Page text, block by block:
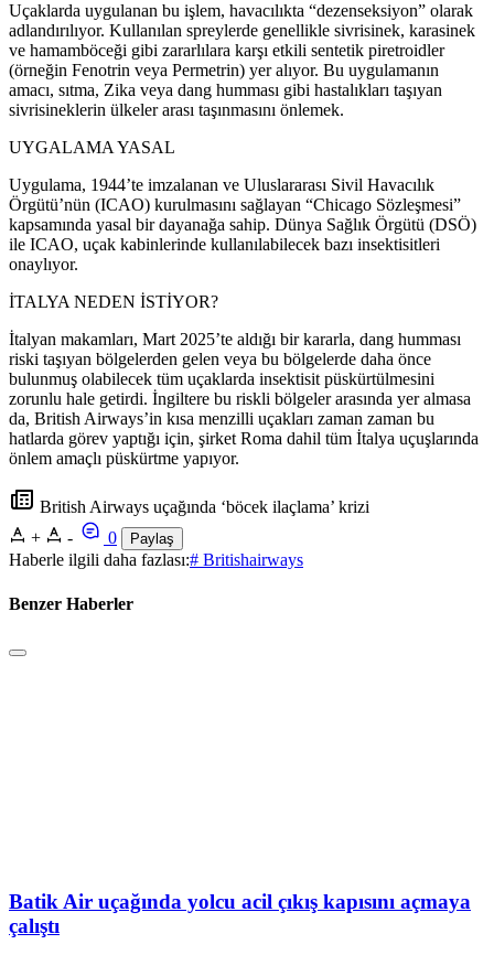
Uçaklarda uygulanan bu işlem, havacılıkta “dezenseksiyon” olarak
adlandırılıyor. Kullanılan spreylerde genellikle sivrisinek, karasinek
ve hamamböceği gibi zararlılara karşı etkili sentetik piretroidler
(örneğin Fenotrin veya Permetrin) yer alıyor. Bu uygulamanın
amacı, sıtma, Zika veya dang humması gibi hastalıkları taşıyan
sivrisineklerin ülkeler arası taşınmasını önlemek.
UYGALAMA YASAL
Uygulama, 1944’te imzalanan ve Uluslararası Sivil Havacılık
Örgütü’nün (ICAO) kurulmasını sağlayan “Chicago Sözleşmesi”
kapsamında yasal bir dayanağa sahip. Dünya Sağlık Örgütü (DSÖ)
ile ICAO, uçak kabinlerinde kullanılabilecek bazı insektisitleri
onaylıyor.
İTALYA NEDEN İSTİYOR?
İtalyan makamları, Mart 2025’te aldığı bir kararla, dang humması
riski taşıyan bölgelerden gelen veya bu bölgelerde daha önce
bulunmuş olabilecek tüm uçaklarda insektisit püskürtülmesini
zorunlu hale getirdi. İngiltere bu riskli bölgeler arasında yer almasa
da, British Airways’in kısa menzilli uçakları zaman zaman bu
hatlarda görev yaptığı için, şirket Roma dahil tüm İtalya uçuşlarında
önlem amaçlı püskürtme yapıyor.
British Airways uçağında ‘böcek ilaçlama’ krizi
+
- 0 Paylaş
Haberle ilgili daha fazlası:# Britishairways
Benzer Haberler
Batik Air uçağında yolcu acil çıkış kapısını açmaya
çalıştı